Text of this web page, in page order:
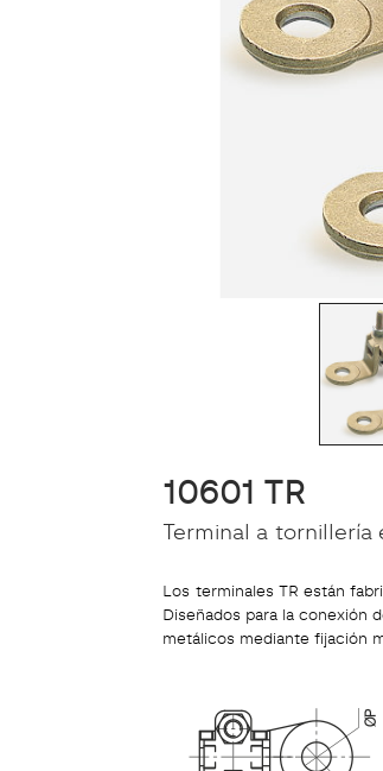
10601 TR
Terminal a tornillería
Los terminales TR están
Diseñados para la conexión
metálicos mediante fijación